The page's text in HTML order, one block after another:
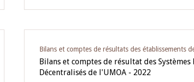
Bilans et comptes de résultats des établissements
Bilans et comptes de résultat des Systèmes
Décentralisés de l'UMOA - 2022